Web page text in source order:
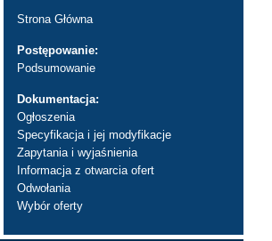
Strona Główna
Postępowanie:
Podsumowanie
Dokumentacja:
Ogłoszenia
Specyfikacja i jej modyfikacje
Zapytania i wyjaśnienia
Informacja z otwarcia ofert
Odwołania
Wybór oferty